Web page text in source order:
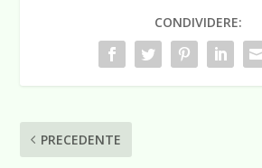
CONDIVIDERE:
PRECEDENTE